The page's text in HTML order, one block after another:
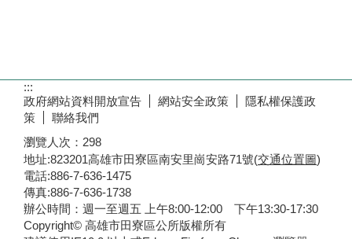
政府網站資料開放宣告
網站安全政策
隱私權保護政
策
聯絡我們
瀏覽人次：298
地址:823201高雄市田寮區南安里崗安路71號(
電話:886-7-636-1475
傳真:886-7-636-1738
辦公時間：週一至週五 上午8:00-12:00 下午13:30-17:30
Copyright© 高雄市田寮區公所版權所有
建議使用IE10.0 以上或Edge、Firefox、Chrome 瀏覽器，
最佳瀏覽解析度為1024*768